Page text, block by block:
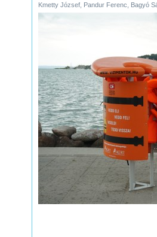
Kmetty József, Pandur Ferenc, Bagyó